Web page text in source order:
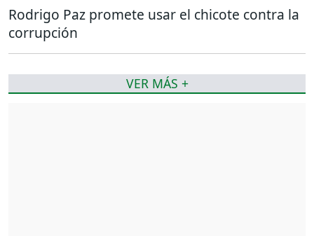
Rodrigo Paz promete usar el chicote contra la
corrupción
VER MÁS +